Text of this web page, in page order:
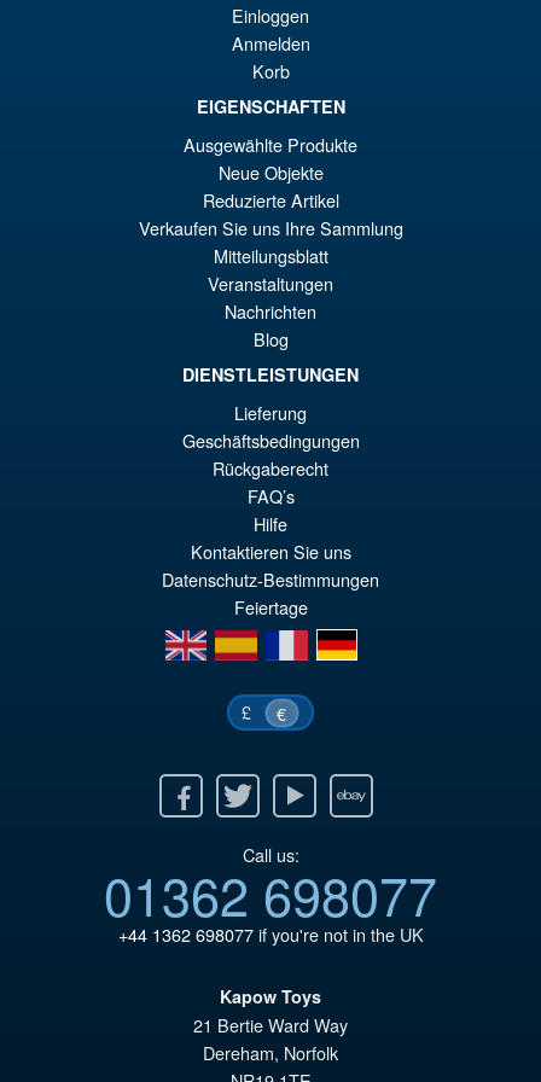
PRE ORDENA
S.H.Figuarts Rebuild of
Evangelion Shinji Ikari Action
Figure
PRE ORDENA
Einloggen
Anmelden
Korb
EIGENSCHAFTEN
Ausgewählte Produkte
Neue Objekte
Reduzierte Artikel
Verkaufen Sie uns Ihre Sammlung
Mitteilungsblatt
Veranstaltungen
Nachrichten
Blog
DIENSTLEISTUNGEN
Lieferung
Geschäftsbedingungen
Rückgaberecht
FAQ’s
Hilfe
Kontaktieren Sie uns
Datenschutz-Bestimmungen
Feiertage
en
es fr de
£ €
Twitter Youtube Ebay
Call us:
01362 698077
+44 1362 698077if you're not in the UK
Kapow Toys
21 Bertie Ward Way
Dereham, Norfolk